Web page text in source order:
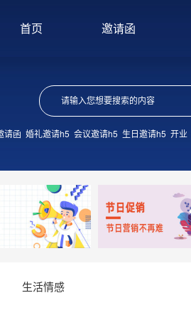
首页 邀请函
请函 婚礼邀请h5 会议邀请h5 生日邀请h5 开业
生活情感